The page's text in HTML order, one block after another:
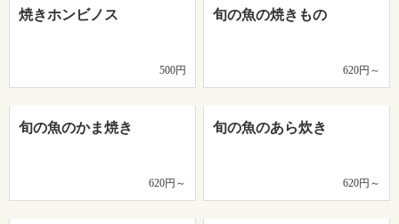
焼きホンビノス
500円
旬の魚の焼きもの
620円～
旬の魚のかま焼き
620円～
旬の魚のあら炊き
620円～